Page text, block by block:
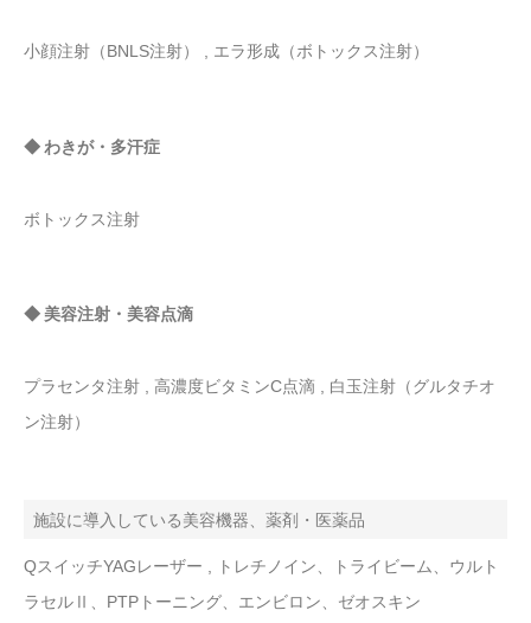
小顔注射（BNLS注射） , エラ形成（ボトックス注射）
◆ わきが・多汗症
ボトックス注射
◆ 美容注射・美容点滴
プラセンタ注射 , 高濃度ビタミンC点滴 , 白玉注射（グルタチオ
ン注射）
施設に導入している美容機器、薬剤・医薬品
QスイッチYAGレーザー , トレチノイン、トライビーム、ウルト
ラセルⅡ、PTPトーニング、エンビロン、ゼオスキン